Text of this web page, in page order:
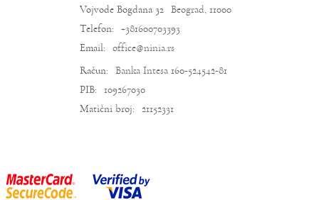
Vojvode Bogdana 32 Beograd, 11000
Telefon: +381600703393
Email: office@ninia.rs
Račun: Banka Intesa 160-524542-81
PIB: 109267030
Matični broj: 21152331